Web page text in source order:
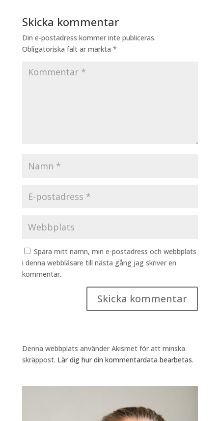
Skicka kommentar
Din e-postadress kommer inte publiceras.
Obligatoriska fält är märkta *
Spara mitt namn, min e-postadress och webbplats
i denna webbläsare till nästa gång jag skriver en
kommentar.
Denna webbplats använder Akismet för att minska
skräppost. Lär dig hur din kommentardata bearbetas.